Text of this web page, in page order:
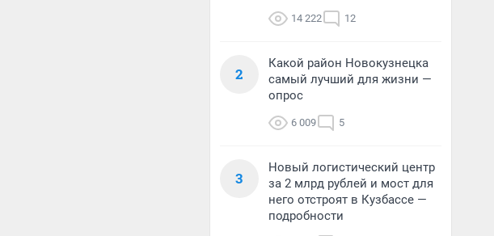
14 222 12
2
Какой район Новокузнецка
самый лучший для жизни —
опрос
6 009 5
3
Новый логистический центр
за 2 млрд рублей и мост для
него отстроят в Кузбассе —
подробности